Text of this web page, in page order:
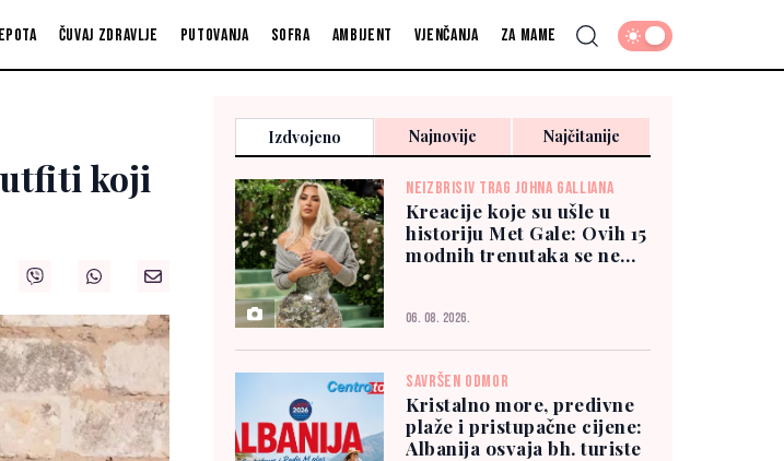
Čuvaj zdravlje Putovanja Sofra Ambijent Vjenčanja Za mame
koji
Izdvojeno Najnovije Najčitanije
NEIZBRISIV TRAG JOHNA GALLIANA
Kreacije koje su ušle u
historiju Met Gale: Ovih 15
modnih trenutaka se ne
06. 08. 2026.
SAVRŠEN ODMOR
Kristalno more, predivne
plaže i pristupačne cijene:
Albanija osvaja bh. turiste